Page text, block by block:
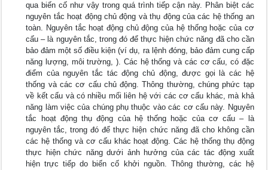
qua biến cố như vậy trong quá trình tiếp cận này. Phân biệt các
nguyên tắc hoạt động chủ động và thụ động của các hệ thống an
toàn. Nguyên tắc hoạt động chủ động của hệ thống hoặc của cơ
cấu – là nguyên tắc, trong đó để thực hiện chức năng đã cho cần
bảo đảm một số điều kiện (ví dụ, ra lệnh đóng, bảo đảm cung cấp
năng lượng, môi trường, ). Các hệ thống và các cơ cấu, có đặc
điểm của nguyên tắc tác động chủ động, được gọi là các hệ
thống và các cơ cấu chủ động. Thông thường, chúng phức tạp
về kết cấu và có nhiều mối liên hệ với các cơ cấu khác, mà khả
năng làm việc của chúng phụ thuộc vào các cơ cấu này. Nguyên
tắc hoạt động thụ động của hệ thống hoặc của cơ cấu – là
nguyên tắc, trong đó để thực hiện chức năng đã cho không cần
các hệ thống và cơ cấu khác hoạt động. Các hệ thống thụ động
thực hiện chức năng dưới ảnh hưởng của các tác động xuất
hiện trực tiếp do biến cố khởi nguồn. Thông thường, các hệ